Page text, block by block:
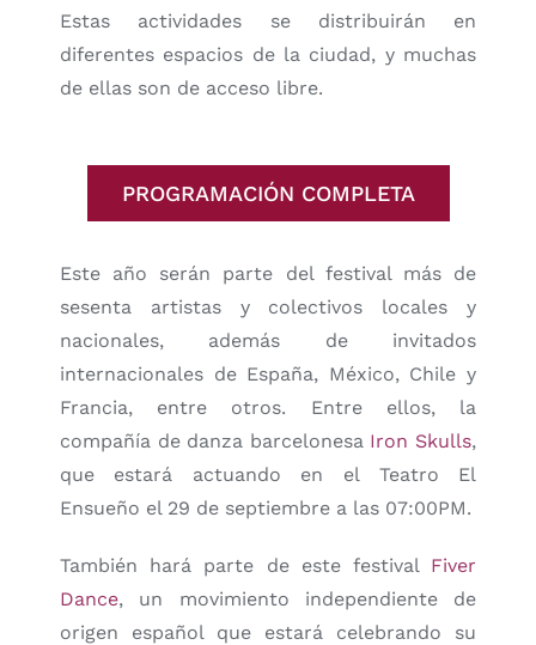
Estas actividades se distribuirán en
diferentes espacios de la ciudad, y muchas
de ellas son de acceso libre.
PROGRAMACIÓN COMPLETA
Este año serán parte del festival más de
sesenta artistas y colectivos locales y
nacionales, además de invitados
internacionales de España, México, Chile y
Francia, entre otros. Entre ellos, la
compañía de danza barcelonesa Iron Skulls,
que estará actuando en el Teatro El
Ensueño el 29 de septiembre a las 07:00PM.
También hará parte de este festival Fiver
Dance, un movimiento independiente de
origen español que estará celebrando su